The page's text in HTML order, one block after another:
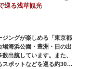
遊園地として再開し、温
や雰囲気で人気のスポッ
もの料が無料で、年齢や
遊園地デビューにもぴった
巡る浅草観光
ングが楽しめる「東京都
海浜公園・豊洲・日の出
出航しています。また、
ポットなどを巡る約30分